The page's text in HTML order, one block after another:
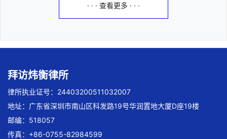
· · · 查看更多 · · ·
拜访炜衡律所
律所执业证号：24403200511032007
地址：广东省深圳市南山区科发路19号华润置地大厦D座19楼
邮编：518057
传真：+86-0755-82984599